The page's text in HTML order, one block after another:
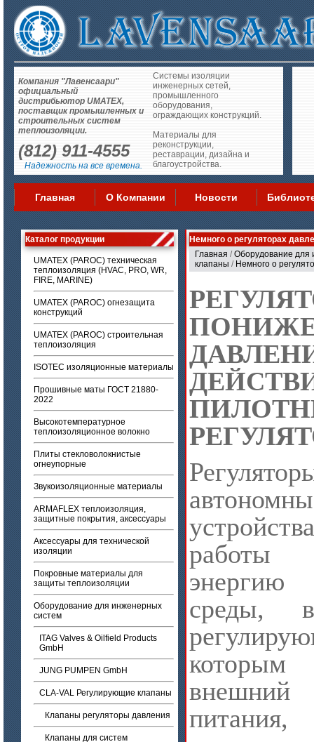
Компания "Лавенсаари"
официальный
дистрибьютор UMATEX,
поставщик промышленных и
строительных систем
теплоизоляции.
(812) 911-4555
Надежность на все времена.
Системы изоляции
инженерных сетей,
промышленного
оборудования,
ограждающих конструкций.
Материалы для
реконструкции,
реставрации, дизайна и
благоустройства.
Главная О Компании Новости
Каталог продукции
UMATEX (PAROC) техническая
теплоизоляция (HVAC, PRO, WR,
FIRE, MARINE)
UMATEX (PAROC) огнезащита
конструкций
UMATEX (PAROC) строительная
теплоизоляция
ISOTEC изоляционные материалы
Прошивные маты ГОСТ 21880-
2022
Высокотемпературное
теплоизоляционное волокно
Плиты стекловолокнистые
огнеупорные
Звукоизоляционные материалы
ARMAFLEX теплоизоляция,
защитные покрытия, аксессуары
Аксессуары для технической
изоляции
Покровные материалы для
защиты теплоизоляции
Оборудование для инженерных
систем
ITAG Valves & Oilfield Products
GmbH
JUNG PUMPEN GmbH
CLA-VAL Регулирующие клапаны
Клапаны регуляторы давления
Клапаны для систем
Немного о регуляторах
Главная /Оборудование для
клапаны / Немного о
работы
энергию
среды,